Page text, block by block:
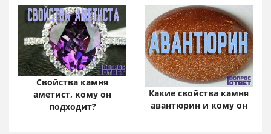
Свойства камня
аметист, кому он
подходит?
Какие свойства камня
авантюрин и кому он